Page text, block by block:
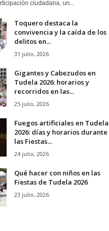
ciudadana, un...
Toquero destaca la
convivencia y la caída de los
delitos en...
31 julio, 2026
Gigantes y Cabezudos en
Tudela 2026: horarios y
recorridos en las...
25 julio, 2026
Fuegos artificiales en Tudela
2026: días y horarios durante
las Fiestas...
24 julio, 2026
Qué hacer con niños en las
Fiestas de Tudela 2026
23 julio, 2026